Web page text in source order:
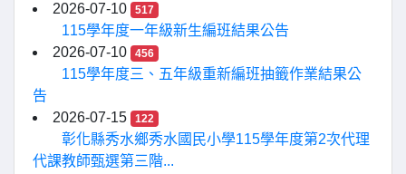
2026-07-10 517
115學年度一年級新生編班結果公告
2026-07-10
456
115學年度三、五年級重新編班抽籤作業結果公
告
2026-07-15
122
彰化縣秀水鄉秀水國民小學115學年度第2次代理
代課教師甄選第三階...